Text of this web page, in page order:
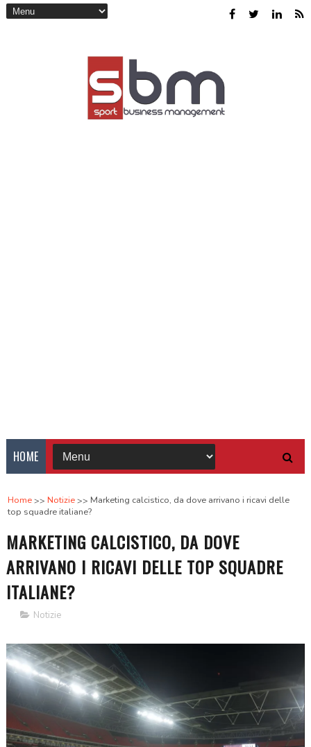
HOME
Home Notizie
Marketing calcistico, da dove arrivano i ricavi delle
top squadre italiane?
MARKETING CALCISTICO, DA DOVE
ARRIVANO I RICAVI DELLE TOP SQUADRE
ITALIANE?
Notizie